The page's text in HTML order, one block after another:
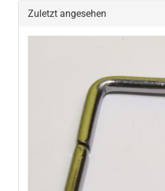
Zuletzt angesehen